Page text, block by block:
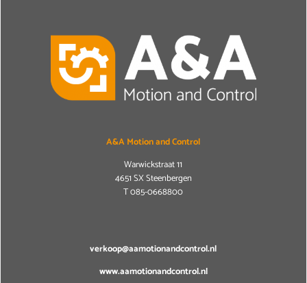
A&A Motion and Control
Warwickstraat 11
4651 SX Steenbergen
T085-0668800
verkoop@aamotionandcontrol.nl
www.aamotionandcontrol.nl